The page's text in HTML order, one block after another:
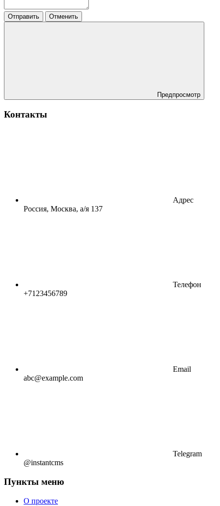
Отправить Отменить
Предпросмотр
Контакты
Адрес
Россия, Москва, а/я 137
Телефон
+7123456789
Email
abc@example.com
Telegram
@instantcms
Пункты меню
О проекте